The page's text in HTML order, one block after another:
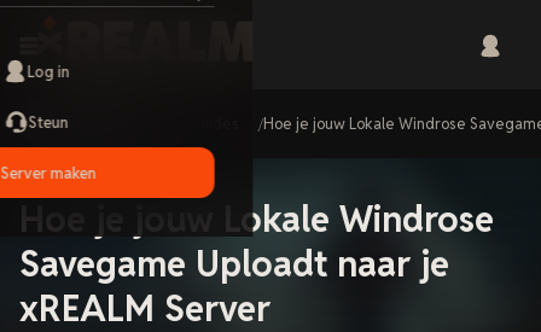
Log in
Steun
Server maken
Hoe je jouw Lokale Windrose
Hoe je jouw Lokale Windrose
Savegame Uploadt naar je
xREALM Server